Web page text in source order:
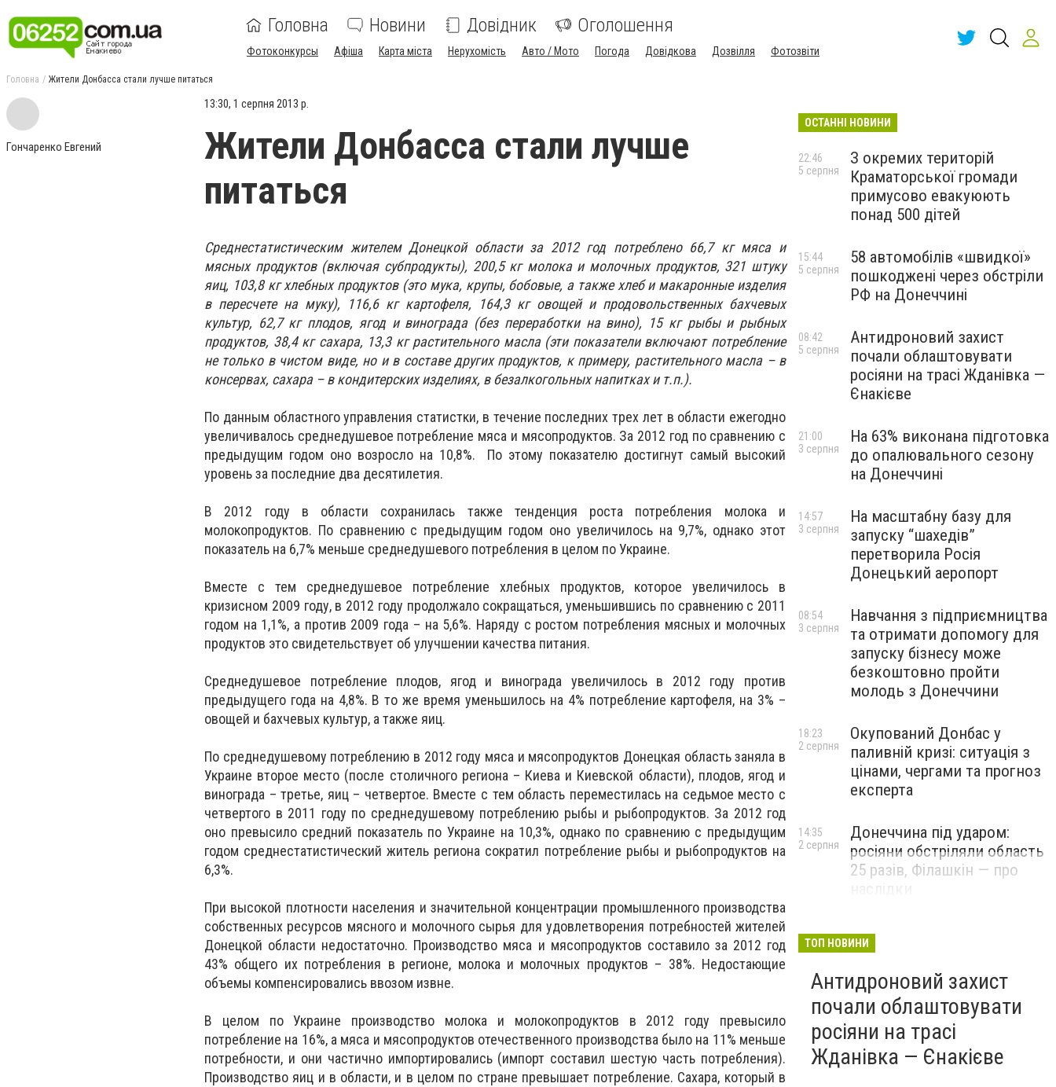
Головна Новини Довідник Оголошення
Фотоконкурсы Афіша Карта міста Нерухомість Авто / Мото Погода Довідкова Дозвілля Фотозвіти
Головна Жители Донбасса стали лучше питаться
Гончаренко Евгений
13:30, 1 серпня 2013 р.
Жители Донбасса стали лучше
питаться
Среднестатистическим жителем Донецкой области за 2012 год потреблено 66,7 кг мяса и
мясных продуктов (включая субпродукты), 200,5 кг молока и молочных продуктов, 321 штуку
яиц, 103,8 кг хлебных продуктов (это мука, крупы, бобовые, а также хлеб и макаронные изделия
в пересчете на муку), 116,6 кг картофеля, 164,3 кг овощей и продовольственных бахчевых
культур, 62,7 кг плодов, ягод и винограда (без переработки на вино), 15 кг рыбы и рыбных
продуктов, 38,4 кг сахара, 13,3 кг растительного масла (эти показатели включают потребление
не только в чистом виде, но и в составе других продуктов, к примеру, растительного масла – в
консервах, сахара – в кондитерских изделиях, в безалкогольных напитках и т.п.).
По данным областного управления статистки, в течение последних трех лет в области ежегодно
увеличивалось среднедушевое потребление мяса и мясопродуктов. За 2012 год по сравнению с
предыдущим годом оно возросло на 10,8%. По этому показателю достигнут самый высокий
уровень за последние два десятилетия.
В 2012 году в области сохранилась также тенденция роста потребления молока и
молокопродуктов. По сравнению с предыдущим годом оно увеличилось на 9,7%, однако этот
показатель на 6,7% меньше среднедушевого потребления в целом по Украине.
Вместе с тем среднедушевое потребление хлебных продуктов, которое увеличилось в
кризисном 2009 году, в 2012 году продолжало сокращаться, уменьшившись по сравнению с 2011
годом на 1,1%, а против 2009 года – на 5,6%. Наряду с ростом потребления мясных и молочных
продуктов это свидетельствует об улучшении качества питания.
Среднедушевое потребление плодов, ягод и винограда увеличилось в 2012 году против
предыдущего года на 4,8%. В то же время уменьшилось на 4% потребление картофеля, на 3% –
овощей и бахчевых культур, а также яиц.
По среднедушевому потреблению в 2012 году мяса и мясопродуктов Донецкая область заняла в
Украине второе место (после столичного региона – Киева и Киевской области), плодов, ягод и
винограда – третье, яиц – четвертое. Вместе с тем область переместилась на седьмое место с
четвертого в 2011 году по среднедушевому потреблению рыбы и рыбопродуктов. За 2012 год
оно превысило средний показатель по Украине на 10,3%, однако по сравнению с предыдущим
годом среднестатистический житель региона сократил потребление рыбы и рыбопродуктов на
6,3%.
При высокой плотности населения и значительной концентрации промышленного производства
собственных ресурсов мясного и молочного сырья для удовлетворения потребностей жителей
Донецкой области недостаточно. Производство мяса и мясопродуктов составило за 2012 год
43% общего их потребления в регионе, молока и молочных продуктов – 38%. Недостающие
объемы компенсировались ввозом извне.
В целом по Украине производство молока и молокопродуктов в 2012 году превысило
потребление на 16%, а мяса и мясопродуктов отечественного производства было на 11% меньше
потребности, и они частично импортировались (импорт составил шестую часть потребления).
Производство яиц и в области, и в целом по стране превышает потребление. Сахара, который в
ОСТАННІ НОВИНИ
З окремих територій
Краматорської громади
примусово евакуюють
понад 500 дітей
22:46
5 серпня
58 автомобілів «швидкої»
пошкоджені через обстріли
РФ на Донеччині
15:44
5 серпня
Антидроновий захист
почали облаштовувати
росіяни на трасі Жданівка —
Єнакієве
08:42
5 серпня
На 63% виконана підготовка
до опалювального сезону
на Донеччині
21:00
3 серпня
На масштабну базу для
запуску “шахедів”
перетворила Росія
Донецький аеропорт
14:57
3 серпня
Навчання з підприємництва
та отримати допомогу для
запуску бізнесу може
безкоштовно пройти
молодь з Донеччини
08:54
3 серпня
Окупований Донбас у
паливній кризі: ситуація з
цінами, чергами та прогноз
експерта
18:23
2 серпня
Донеччина під ударом:
росіяни обстріляли область
25 разів, Філашкін — про
14:35
2 серпня
ТОП НОВИНИ
Антидроновий захист
почали облаштовувати
росіяни на трасі
Жданівка — Єнакієве